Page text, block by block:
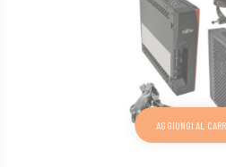
AGGIUNGI AL